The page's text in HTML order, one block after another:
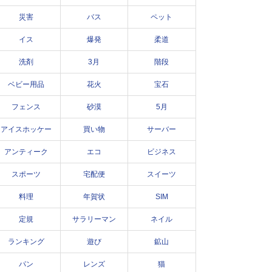
災害 バス ペット
イス 爆発 柔道
洗剤 3月 階段
ベビー用品 花火 宝石
フェンス 砂漠 5月
アイスホッケー 買い物 サーバー
アンティーク エコ ビジネス
スポーツ 宅配便 スイーツ
料理 年賀状 SIM
定規 サラリーマン ネイル
ランキング 遊び 鉱山
パン レンズ 猫